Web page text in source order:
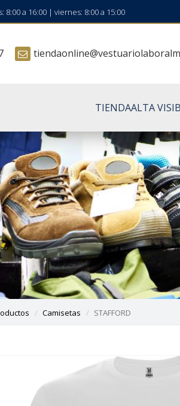
8:00 a 16:00 | viernes: 8:00 a 15:00
TIENDAALTA
Camisetas STAFFORD